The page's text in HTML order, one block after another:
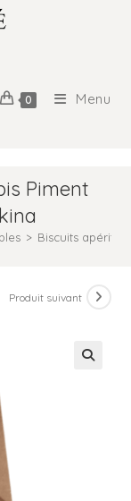
0 Menu
Piment
> Biscuits
Produit suivant